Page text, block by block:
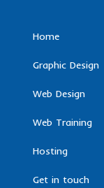
Home
Graphic Design
Web Design
Web Training
Hosting
Get in touch